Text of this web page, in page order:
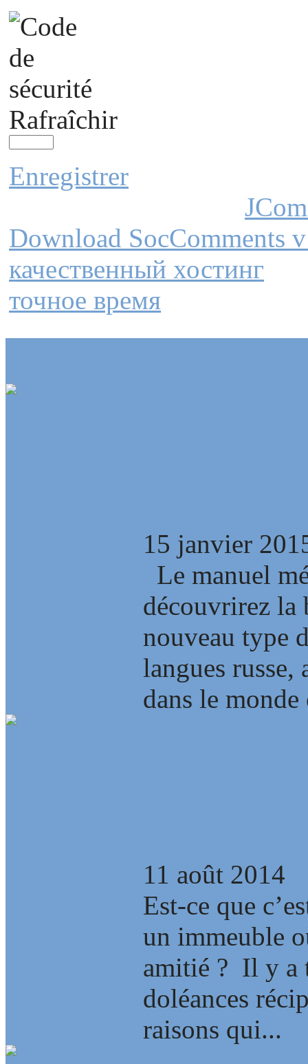
Rafraîchir
Enregistrer
Download SocComments
качественный хостинг
точное время
15 janvier
Le manuel
découvrirez la
nouveau type
langues russe,
dans le
11 août 2014
Est-ce que
un immeuble
amitié ? Il y a
doléances
raisons qui...